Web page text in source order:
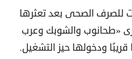
للصرف الصحى بعد تعثرها
«طحانوب والشوبك وعرب
ودخولها حيز التشغيل.